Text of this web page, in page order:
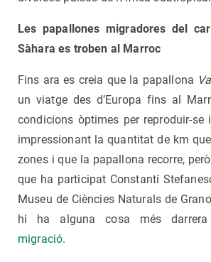
Les papallones migradores del
Sàhara es troben al Marroc
Fins ara es creia que la papallona
un viatge des d’Europa fins al
condicions òptimes per reproduir-se
impressionant la quantitat de km
zones i que la papallona recorre,
que ha participat Constantí
Museu de Ciències Naturals de
hi ha alguna cosa més
migració.